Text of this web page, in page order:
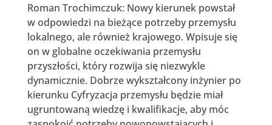
Roman Trochimczuk: Nowy kierunek powstał
w odpowiedzi na bieżące potrzeby przemysłu
lokalnego, ale również krajowego. Wpisuje się
on w globalne oczekiwania przemysłu
przyszłości, który rozwija się niezwykle
dynamicznie. Dobrze wykształcony inżynier po
kierunku Cyfryzacja przemysłu będzie miał
ugruntowaną wiedzę i kwalifikacje, aby móc